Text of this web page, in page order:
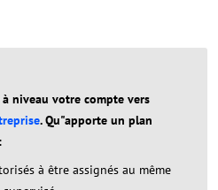
niveau votre compte vers
. Qu"apporte un plan
à être assignés au même